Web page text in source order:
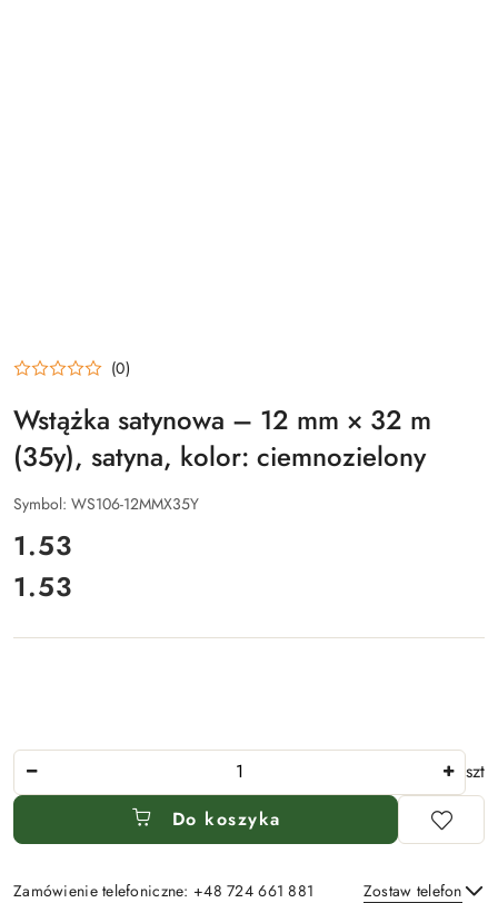
(0)
Wstążka satynowa – 12 mm × 32 m
(35y), satyna, kolor: ciemnozielony
Symbol: WS106-12MMX35Y
cena:
1.53
Cena:
1.53
Ilość
szt
Do koszyka
Zamówienie telefoniczne: +48 724 661 881 Zostaw telefon